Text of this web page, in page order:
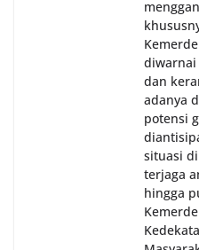
diwarnai
dan
adanya
potensi
situasi
terjaga
hingga